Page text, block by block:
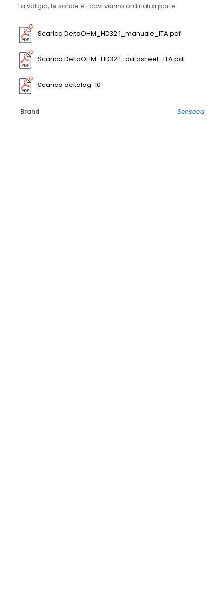
La valigia, le sonde e i cavi vanno ordinati a parte.
Scarica DeltaOHM_HD32.1_manuale_ITA.pdf
Scarica DeltaOHM_HD32.1_datasheet_ITA.pdf
Scarica deltalog-10
Brand Senseca